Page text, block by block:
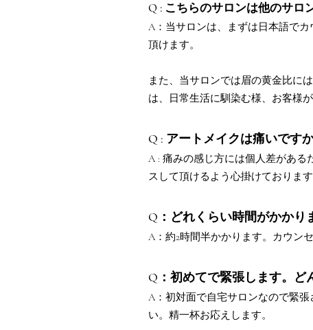
Q : こちらのサロンは他のサロ
A：当サロンは、まずは日本語で
頂けます。
また、当サロンでは眉の黄金比に
は、日常生活に馴染む様、お客様
Q : アートメイクは痛いです
A : 痛みの感じ方には個人差がある
スして頂けるよう心掛けておりま
Q：どれくらい時間がかかり
A：約2時間半かかります。カウン
Q：初めてで緊張します。ど
A：初対面で自宅サロンなので緊
い。精一杯お応えします。